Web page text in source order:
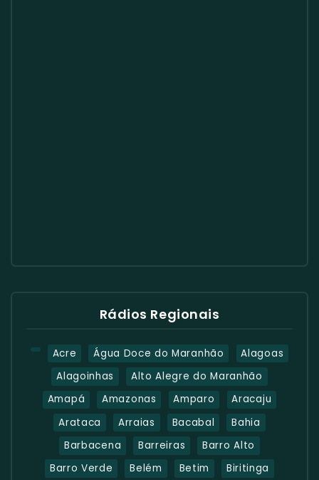
Rádios Regionais
Acre Água Doce do Maranhão
Alagoas
Alagoinhas
Alto Alegre do Maranhão
Amapá
Amazonas Amparo
Aracaju
Arataca
Arraias Bacabal
Bahia
Barbacena
Barreiras
Barro Alto
Barro Verde
Belém Betim Biritinga